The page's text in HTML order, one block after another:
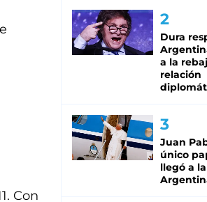
Con
Dura
a la
relación
Juan
único
llegó a la